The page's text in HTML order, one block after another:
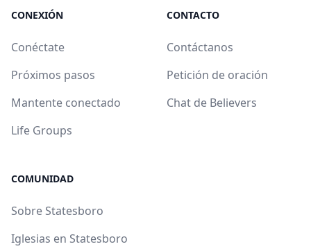
CONEXIÓN
Conéctate
Próximos pasos
Mantente conectado
Life Groups
CONTACTO
Contáctanos
Petición de oración
Chat de Believers
COMUNIDAD
Sobre Statesboro
Iglesias en Statesboro